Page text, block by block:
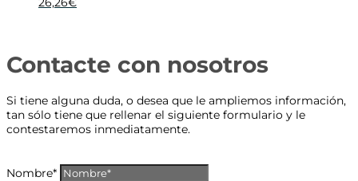
Contacte con nosotros
Si tiene alguna duda, o desea que le ampliemos información,
tan sólo tiene que rellenar el siguiente formulario y le
contestaremos inmediatamente.
Nombre*